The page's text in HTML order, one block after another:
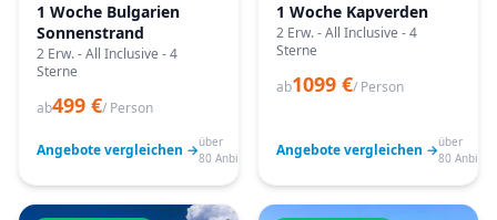
1 Woche Bulgarien
Sonnenstrand
2 Erw. - All Inclusive - 4
Sterne
ab499 €/ Person
Angebote vergleichen →über
80 Anbieter
1 Woche Kapverden
2 Erw. - All Inclusive - 4
Sterne
ab1099 €/ Person
Angebote vergleichen →über
80